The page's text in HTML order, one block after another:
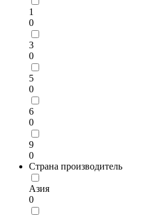
1
0
3
0
5
0
6
0
9
0
Страна производитель
Азия
0